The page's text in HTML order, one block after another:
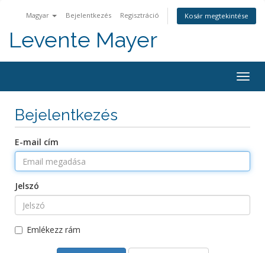
Magyar Bejelentkezés Regisztráció Kosár megtekintése
Levente Mayer
Bejelentkezés
E-mail cím
Jelszó
Emlékezz rám